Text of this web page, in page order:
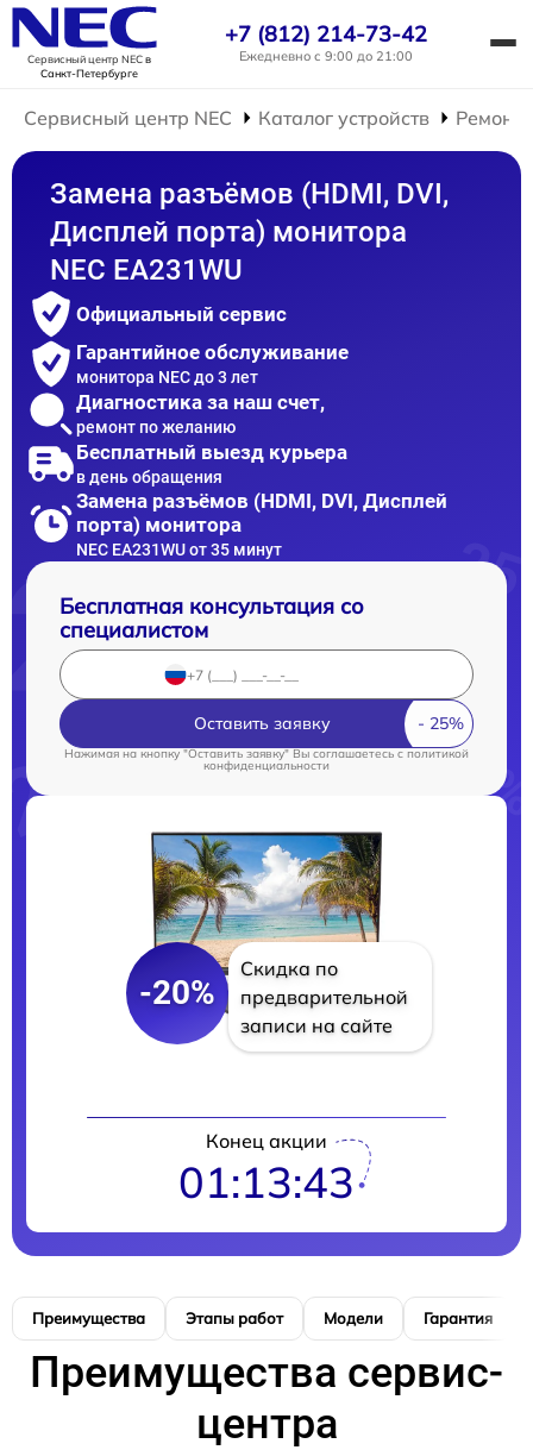
Сервисный центр NECв
Санкт-Петербурге
+7 (812) 214-73-42
Ежедневно с 9:00 до 21:00
Сервисный центр NEC Каталог устройств Ремонт
Замена разъёмов (HDMI, DVI,
Дисплей порта) монитора
NEC EA231WU
Официальный сервис
Гарантийное обслуживание
монитора NEC до 3 лет
Диагностика за наш счет,
ремонт по желанию
Бесплатный выезд курьера
в день обращения
Замена разъёмов (HDMI, DVI, Дисплей
порта) монитора
NEC EA231WU от 35 минут
Бесплатная консультация со
специалистом
Оставить заявку
Нажимая на кнопку "Оставить заявку" Вы соглашаетесь cполитикой
конфиденциальности
-20%
Скидка по
предварительной
записи на сайте
Конец акции
01:13:42
Преимущества Этапы работ Модели Гарантия
Преимущества сервис-
центра